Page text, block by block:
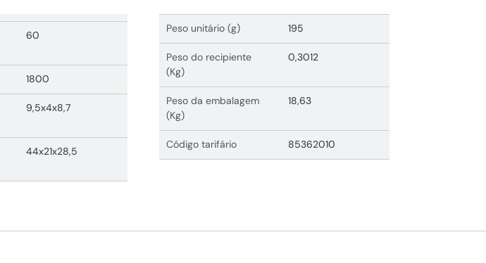
60
1800
9,5x4x8,7
44x21x28,5
Peso unitário (g) 195
Peso do recipiente
(Kg)
0,3012
Peso da embalagem
(Kg)
18,63
Código tarifário 85362010